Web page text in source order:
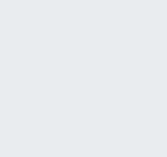
mai recent
fir. Este